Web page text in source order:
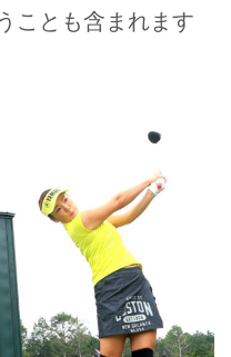
ことも含まれます